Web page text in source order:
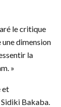
le critique
dimension
la
»
et
Bakaba.